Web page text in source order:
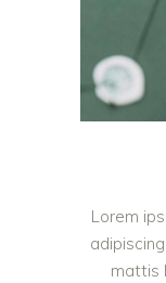
Lorem
mattis